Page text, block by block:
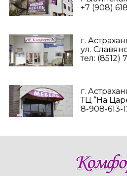
+7 (908)
г.
ул.
тел: (8512)
г.
ТЦ “На
8-908-613-